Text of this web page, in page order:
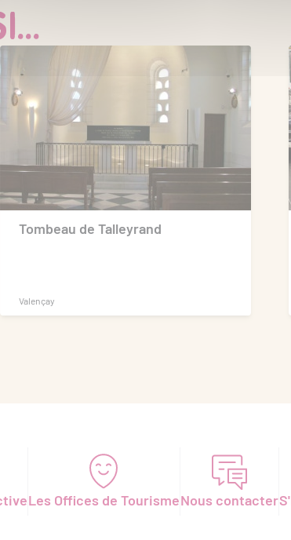
Enfants de moins de 4 ans, pers. en
situation de handicap, journaliste,
enseignant, ministère de la Culture,
professionnels du tourisme, guides
conférenciers, jour de votre
anniversaire.
11.50 € Enfants de 7 à 17 ans inclus,
étudiants UE, demandeurs d’emploi,
Éducation nationale sans le pass
8.90 € visite guidée insolite
Tombeau de Talleyrand
Valençay
Les Offices de TourismeNous contacter